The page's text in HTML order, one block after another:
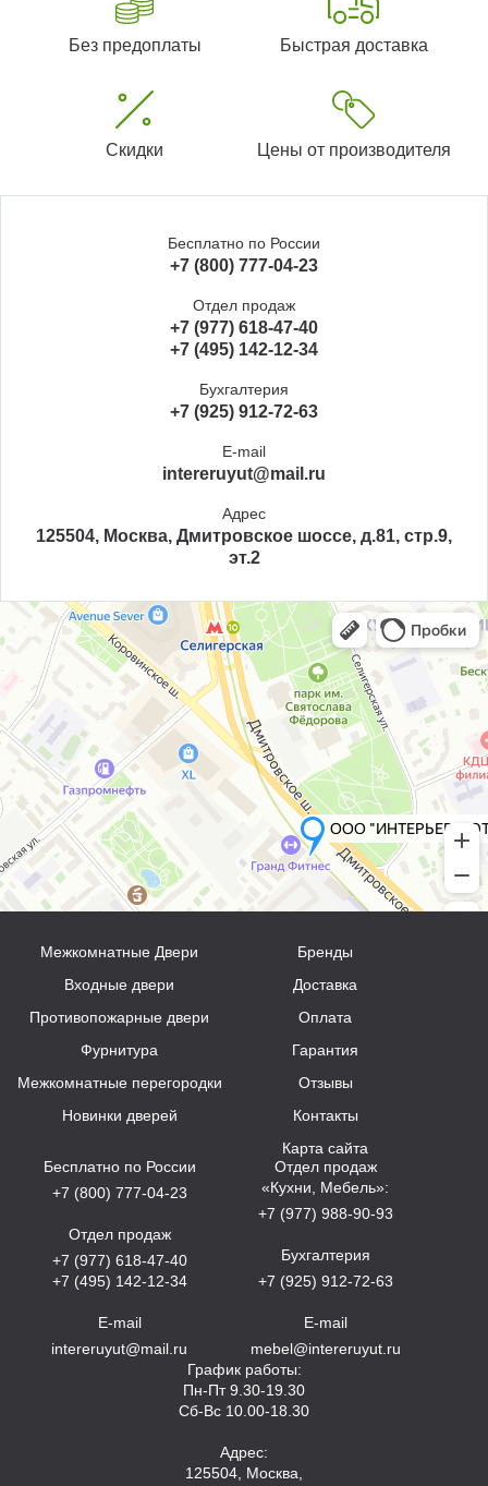
Без предоплаты Быстрая доставка
Скидки Цены от производителя
Бесплатно по России
+7 (800) 777-04-23
Отдел продаж
+7 (977) 618-47-40
+7 (495) 142-12-34
Бухгалтерия
+7 (925) 912-72-63
E-mail
intereruyut@mail.ru
Адрес
125504, Москва, Дмитровское шоссе, д.81, стр.9,
эт.2
Межкомнатные Двери
Входные двери
Противопожарные двери
Фурнитура
Межкомнатные перегородки
Новинки дверей
Бренды
Доставка
Оплата
Гарантия
Отзывы
Контакты
Карта сайта
Бесплатно по России
+7 (800) 777-04-23
Отдел продаж
+7 (977) 618-47-40
+7 (495) 142-12-34
E-mail
intereruyut@mail.ru
Отдел продаж
«Кухни, Мебель»:
+7 (977) 988-90-93
Бухгалтерия
+7 (925) 912-72-63
E-mail
mebel@intereruyut.ru
График работы:
Пн-Пт 9.30-19.30
Сб-Вс 10.00-18.30
Адрес:
125504, Москва,